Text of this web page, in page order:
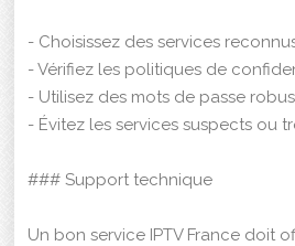
- Choisissez des services
- Vérifiez les politiques de
- Utilisez des mots de passe
- Évitez les services suspects ou
### Support technique
Un bon service IPTV France doit